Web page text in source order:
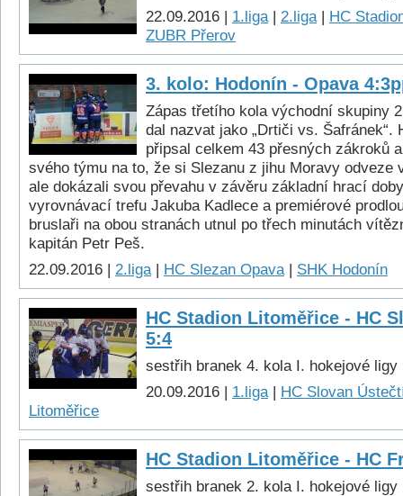
22.09.2016 | 1.liga| 2.liga| HC
ZUBR Přerov
3. kolo: Hodonín - Opava
Zápas třetího kola východní skupiny
dal nazvat jako „Drtiči vs. Šafránek“.
připsal celkem 43 přesných zákroků
svého týmu na to, že si Slezanu z jihu Moravy odveze
ale dokázali svou převahu v závěru základní hrací
vyrovnávací trefu Jakuba Kadlece a premiérové
bruslaři na obou stranách utnul po třech minutách
kapitán Petr Peš.
22.09.2016 | 2.liga| HC Slezan Opava| SHK Hodonín
HC Stadion Litoměřice - HC
5:4
sestřih branek 4. kola I. hokejové ligy
20.09.2016 | 1.liga| HC Slovan
Litoměřice
HC Stadion Litoměřice - HC
sestřih branek 2. kola I. hokejové ligy